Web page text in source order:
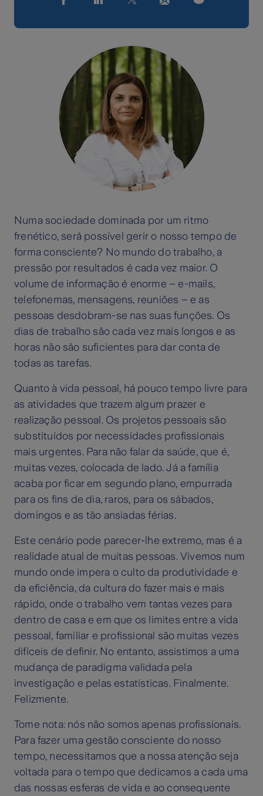
Numa sociedade dominada por um ritmo
frenético, será possível gerir o nosso tempo de
forma consciente? No mundo do trabalho, a
pressão por resultados é cada vez maior. O
volume de informação é enorme – e-mails,
telefonemas, mensagens, reuniões – e as
pessoas desdobram-se nas suas funções. Os
dias de trabalho são cada vez mais longos e as
horas não são suficientes para dar conta de
todas as tarefas.
Quanto à vida pessoal, há pouco tempo livre para
as atividades que trazem algum prazer e
realização pessoal. Os projetos pessoais são
substituídos por necessidades profissionais
mais urgentes. Para não falar da saúde, que é,
muitas vezes, colocada de lado. Já a família
acaba por ficar em segundo plano, empurrada
para os fins de dia, raros, para os sábados,
domingos e as tão ansiadas férias.
Este cenário pode parecer-lhe extremo, mas é a
realidade atual de muitas pessoas. Vivemos num
mundo onde impera o culto da produtividade e
da eficiência, da cultura do fazer mais e mais
rápido, onde o trabalho vem tantas vezes para
dentro de casa e em que os limites entre a vida
pessoal, familiar e profissional são muitas vezes
difíceis de definir. No entanto, assistimos a uma
mudança de paradigma validada pela
investigação e pelas estatísticas. Finalmente.
Felizmente.
Tome nota: nós não somos apenas profissionais.
Para fazer uma gestão consciente do nosso
tempo, necessitamos que a nossa atenção seja
voltada para o tempo que dedicamos a cada uma
das nossas esferas de vida e ao consequente